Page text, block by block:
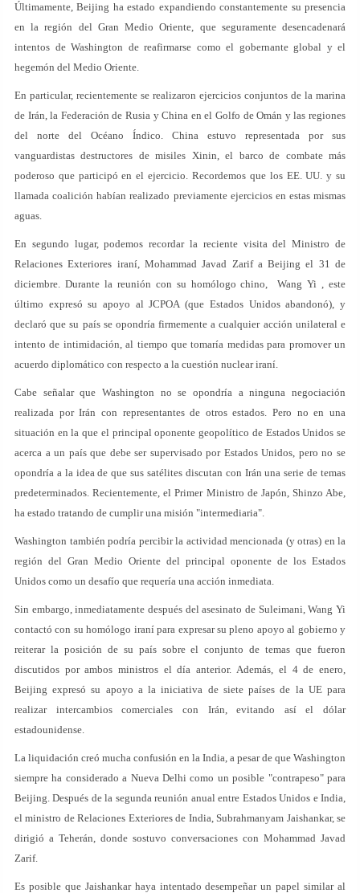
Últimamente, Beijing ha estado expandiendo constantemente su presencia
en la región del Gran Medio Oriente, que seguramente desencadenará
intentos de Washington de reafirmarse como el gobernante global y el
hegemón del Medio Oriente.
En particular, recientemente se realizaron ejercicios conjuntos de la marina
de Irán, la Federación de Rusia y China en el Golfo de Omán y las regiones
del norte del Océano Índico. China estuvo representada por sus
vanguardistas destructores de misiles Xinin, el barco de combate más
poderoso que participó en el ejercicio. Recordemos que los EE. UU. y su
llamada coalición habían realizado previamente ejercicios en estas mismas
aguas.
En segundo lugar, podemos recordar la reciente visita del Ministro de
Relaciones Exteriores iraní, Mohammad Javad Zarif a Beijing el 31 de
diciembre. Durante la reunión con su homólogo chino, Wang Yi , este
último expresó su apoyo al JCPOA (que Estados Unidos abandonó), y
declaró que su país se opondría firmemente a cualquier acción unilateral e
intento de intimidación, al tiempo que tomaría medidas para promover un
acuerdo diplomático con respecto a la cuestión nuclear iraní.
Cabe señalar que Washington no se opondría a ninguna negociación
realizada por Irán con representantes de otros estados. Pero no en una
situación en la que el principal oponente geopolítico de Estados Unidos se
acerca a un país que debe ser supervisado por Estados Unidos, pero no se
opondría a la idea de que sus satélites discutan con Irán una serie de temas
predeterminados. Recientemente, el Primer Ministro de Japón, Shinzo Abe,
ha estado tratando de cumplir una misión "intermediaria".
Washington también podría percibir la actividad mencionada (y otras) en la
región del Gran Medio Oriente del principal oponente de los Estados
Unidos como un desafío que requería una acción inmediata.
Sin embargo, inmediatamente después del asesinato de Suleimani, Wang Yi
contactó con su homólogo iraní para expresar su pleno apoyo al gobierno y
reiterar la posición de su país sobre el conjunto de temas que fueron
discutidos por ambos ministros el día anterior. Además, el 4 de enero,
Beijing expresó su apoyo a la iniciativa de siete países de la UE para
realizar intercambios comerciales con Irán, evitando así el dólar
estadounidense.
La liquidación creó mucha confusión en la India, a pesar de que Washington
siempre ha considerado a Nueva Delhi como un posible "contrapeso" para
Beijing. Después de la segunda reunión anual entre Estados Unidos e India,
el ministro de Relaciones Exteriores de India, Subrahmanyam Jaishankar, se
dirigió a Teherán, donde sostuvo conversaciones con Mohammad Javad
Zarif.
Es posible que Jaishankar haya intentado desempeñar un papel similar al